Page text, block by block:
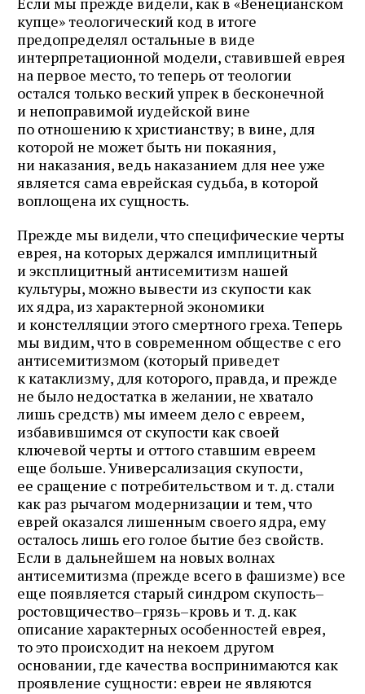
купце» теологический код в итоге
предопределял остальные в виде
интерпретационной модели, ставившей еврея
на первое место, то теперь от теологии
остался только веский упрек в бесконечной
и непоправимой иудейской вине
по отношению к христианству; в вине, для
которой не может быть ни покаяния,
ни наказания, ведь наказанием для нее уже
является сама еврейская судьба, в которой
воплощена их сущность.
Прежде мы видели, что специфические черты
еврея, на которых держался имплицитный
и эксплицитный антисемитизм нашей
культуры, можно вывести из скупости как
их ядра, из характерной экономики
и констелляции этого смертного греха. Теперь
мы видим, что в современном обществе с его
антисемитизмом (который приведет
к катаклизму, для которого, правда, и прежде
не было недостатка в желании, не хватало
лишь средств) мы имеем дело с евреем,
избавившимся от скупости как своей
ключевой черты и оттого ставшим евреем
еще больше. Универсализация скупости,
ее сращение с потребительством и т. д. стали
как раз рычагом модернизации и тем, что
еврей оказался лишенным своего ядра, ему
осталось лишь его голое бытие без свойств.
Если в дальнейшем на новых волнах
антисемитизма (прежде всего в фашизме) все
еще появляется старый синдром скупость–
ростовщичество–грязь–кровь и т. д. как
описание характерных особенностей еврея,
то это происходит на некоем другом
основании, где качества воспринимаются как
проявление сущности: евреи не являются
почте
Подписаться